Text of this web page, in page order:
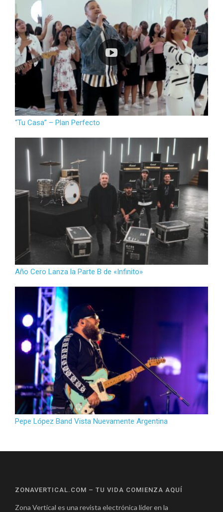
“Tu Casa” – Plan Perfecto
Año Cero Lanza la Parte B de «Infinito»
Pepe López Band Vista Nuevamente Argentina
ZONAVERTICAL.COM – TU VIDA COMIENZA AQUÍ
Zona Vertical es una revista electrónica líder en la